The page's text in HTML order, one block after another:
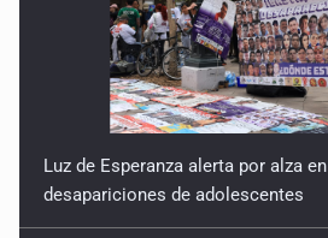
Luz de Esperanza alerta por alza en
desapariciones de adolescentes